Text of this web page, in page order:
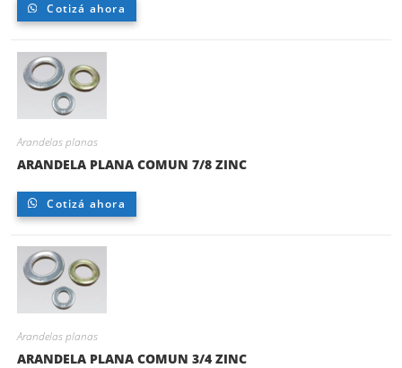
Cotizá ahora
Arandelas planas
ARANDELA PLANA COMUN 7/8 ZINC
Cotizá ahora
Arandelas planas
ARANDELA PLANA COMUN 3/4 ZINC